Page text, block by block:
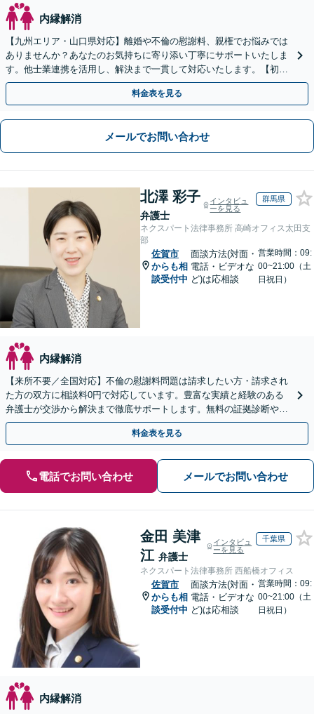
内縁解消
【九州エリア・山口県対応】離婚や不倫の慰謝料、親権でお悩みでは
ありませんか？あなたのお気持ちに寄り添い丁寧にサポートいたしま
す。他士業連携を活用し、解決まで一貫して対応いたします。【初回
相談60分無料】
料金表を見る
メールでお問い合わせ
北澤 彩子
弁護士
インタビュ
ーを見る
群馬県
ネクスパート法律事務所 高崎オフィス太田支
部
佐賀市
からも相
談受付中
面談方法(対面・
電話・ビデオな
ど)は応相談
営業時間：09:
00~21:00（土
日祝日）
内縁解消
【来所不要／全国対応】不倫の慰謝料問題は請求したい方・請求され
た方の双方に相談料0円で対応しています。豊富な実績と経験のある
弁護士が交渉から解決まで徹底サポートします。無料の証拠診断や着
手金の返還保証もありますので安心してご相談ください。
料金表を見る
電話でお問い合わせ メールでお問い合わせ
金田 美津
江 弁護士
インタビュ
ーを見る
千葉県
ネクスパート法律事務所 西船橋オフィス
佐賀市
からも相
談受付中
面談方法(対面・
電話・ビデオな
ど)は応相談
営業時間：09:
00~21:00（土
日祝日）
内縁解消